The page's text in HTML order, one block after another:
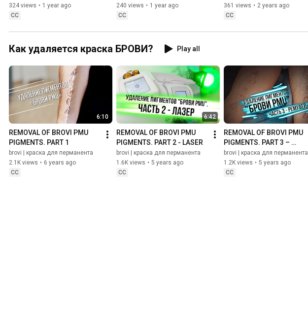
formulation technology
324 views • 1 year ago
CC
240 views • 1 year ago
CC
Measure. Choose Carbon
Black.
361 views • 2 years ago
CC
Как удаляется краска БРОВИ? Play all
6:10
REMOVAL OF BROVI PMU
PIGMENTS. PART 1
brovi | краска для перманента
2.1K views • 6 years ago
CC
6:42
REMOVAL OF BROVI PMU
PIGMENTS. PART 2 - LASER
brovi | краска для перманента
1.6K views • 5 years ago
CC
REMOVAL OF BROVI PMU
PIGMENTS. PART 3 –
REMOVER
brovi | краска для перманента
1.2K views • 5 years ago
CC